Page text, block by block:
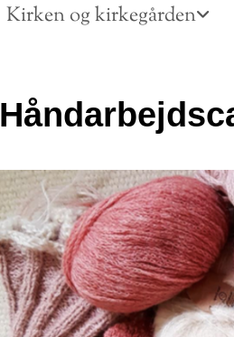
Kirken og kirkegården